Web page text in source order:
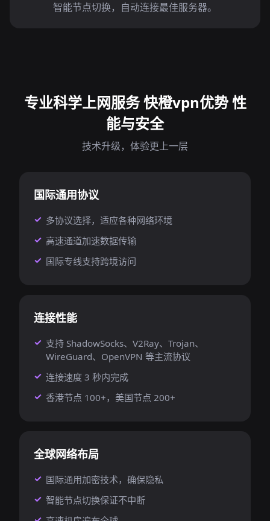
智能节点切换，自动连接最佳服务器。
专业科学上网服务 快橙vpn优势 性
能与安全
技术升级，体验更上一层
国际通用协议
多协议选择，适应各种网络环境
高速通道加速数据传输
国际专线支持跨境访问
连接性能
支持 ShadowSocks、V2Ray、Trojan、
WireGuard、OpenVPN 等主流协议
连接速度 3 秒内完成
香港节点 100+，美国节点 200+
全球网络布局
国际通用加密技术，确保隐私
智能节点切换保证不中断